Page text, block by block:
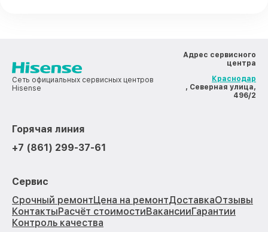
Сеть официальных сервисных центров
Hisense
Адрес сервисного
центра
Краснодар
, Северная улица,
496/2
Горячая линия
+7 (861) 299-37-61
Сервис
Срочный ремонтЦена на ремонтДоставкаОтзывы
КонтактыРасчёт стоимостиВакансииГарантии
Контроль качества